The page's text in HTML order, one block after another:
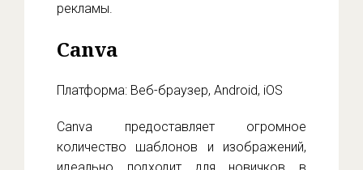
рекламы.
Canva
Платформа: Веб-браузер, Android, iOS
Canva предоставляет огромное
количество шаблонов и изображений,